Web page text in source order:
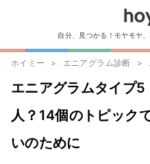
自分、見つかる！モヤモヤ
ホイミー エニアグラム診断
エニアグラムタイプ
人？14個のトピック
いのために